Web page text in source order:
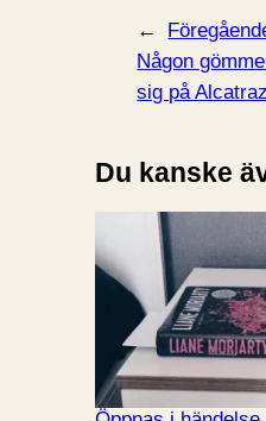
←
Någon
sig på Alcatraz
Du kanske